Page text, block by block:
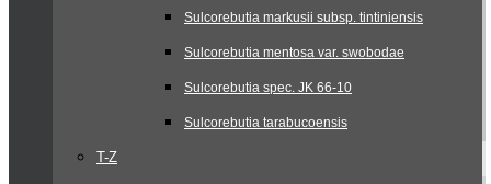
Sulcorebutia markusii subsp. tintiniensis
Sulcorebutia mentosa var. swobodae
Sulcorebutia spec. JK 66-10
Sulcorebutia tarabucoensis
T-Z